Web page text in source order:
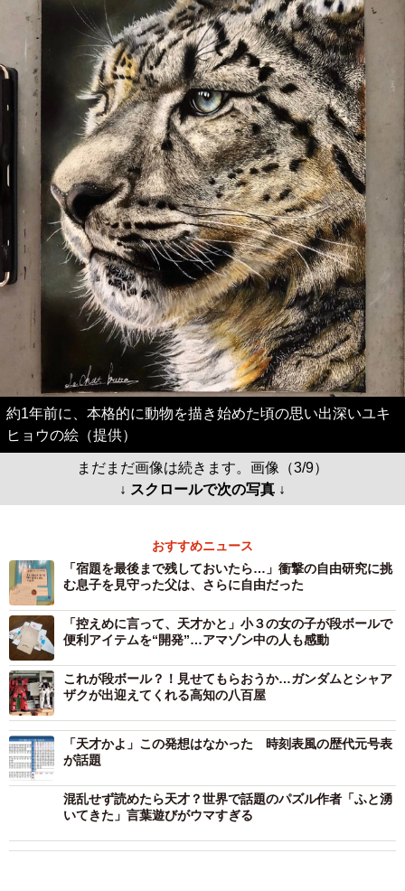
約1年前に、本格的に動物を描き始めた頃の思い出深いユキ
ヒョウの絵（提供）
まだまだ画像は続きます。画像（3/9）
↓ スクロールで次の写真 ↓
おすすめニュース
「宿題を最後まで残しておいたら…」衝撃の自由研究に挑
む息子を見守った父は、さらに自由だった
「控えめに言って、天才かと」小３の女の子が段ボールで
便利アイテムを“開発”…アマゾン中の人も感動
これが段ボール？！見せてもらおうか…ガンダムとシャア
ザクが出迎えてくれる高知の八百屋
「天才かよ」この発想はなかった 時刻表風の歴代元号表
が話題
混乱せず読めたら天才？世界で話題のパズル作者「ふと湧
いてきた」言葉遊びがウマすぎる